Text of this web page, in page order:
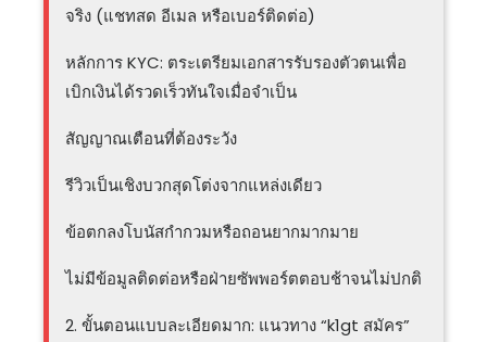
จริง (แชทสด อีเมล หรือเบอร์ติดต่อ)
หลักการ KYC: ตระเตรียมเอกสารรับรองตัวตนเพื่อ
เบิกเงินได้รวดเร็วทันใจเมื่อจำเป็น
สัญญาณเตือนที่ต้องระวัง
รีวิวเป็นเชิงบวกสุดโต่งจากแหล่งเดียว
ข้อตกลงโบนัสกำกวมหรือถอนยากมากมาย
ไม่มีข้อมูลติดต่อหรือฝ่ายซัพพอร์ตตอบช้าจนไม่ปกติ
2. ขั้นตอนแบบละเอียดมาก: แนวทาง “k1gt สมัคร”